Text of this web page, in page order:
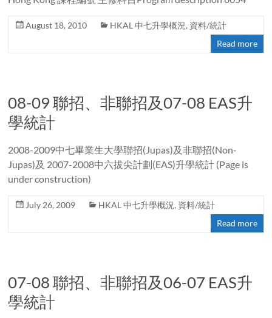
August 18, 2010 HKAL 中七升學概況, 資料/統計
Read more
08-09 聯招、非聯招及07-08 EAS升
學統計
2008-2009中七畢業生大學聯招(Jupas)及非聯招(Non-
Jupas)及 2007-2008中六拔尖計劃(EAS)升學統計 (Page is
under construction)
July 26, 2009 HKAL 中七升學概況, 資料/統計
Read more
07-08 聯招、非聯招及06-07 EAS升
學統計